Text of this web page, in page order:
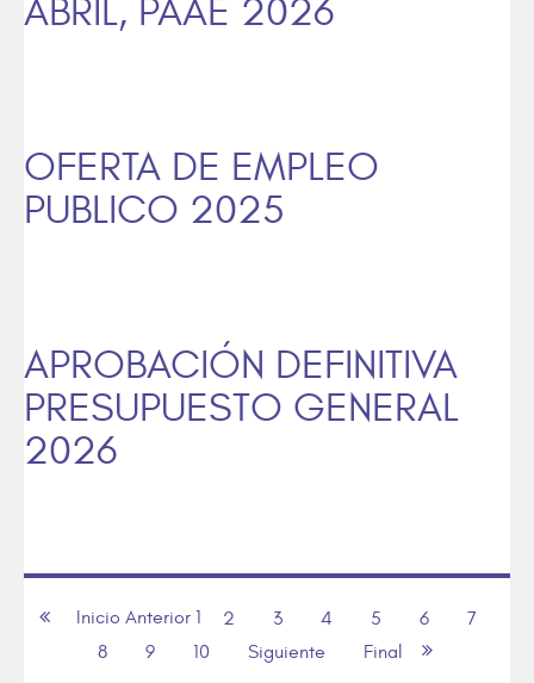
ABRIL, PAAE 2026
OFERTA DE EMPLEO
PUBLICO 2025
APROBACIÓN DEFINITIVA
PRESUPUESTO GENERAL
2026
Inicio Anterior 1 2 3 4 5 6
7
8
9 10 Siguiente Final